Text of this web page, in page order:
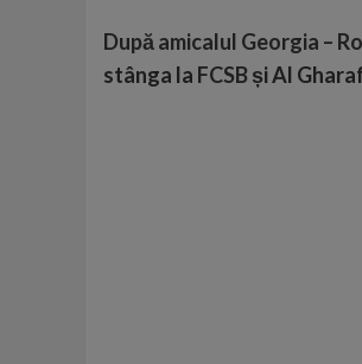
După amicalul Georgia –
stânga la FCSBși Al